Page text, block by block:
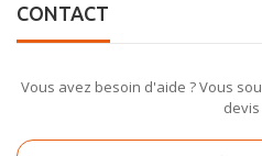
CONTACT
Vous avez besoin d'aide ? Vous
devis